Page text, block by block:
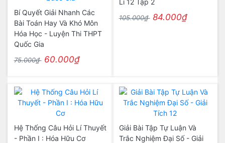
Bí Quyết Giải Nhanh Các
Bài Toán Hay Và Khó Môn
Hóa Học - Luyện Thi THPT
Quốc Gia
75.000₫ 60.000₫
Lí 12 Tập 2
105.000₫ 84.000₫
Hệ Thống Câu Hỏi Lí Thuyết
- Phần I : Hóa Hữu Cơ
Giải Bài Tập Tự Luận Và
Trắc Nghiệm Đại Số - Giải